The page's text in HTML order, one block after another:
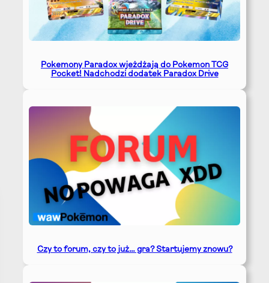
Pokemony Paradox wjeżdżają do Pokemon TCG
Pocket! Nadchodzi dodatek Paradox Drive
Czy to forum, czy to już… gra? Startujemy znowu?